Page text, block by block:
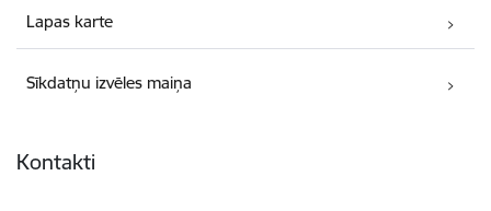
Lapas karte
Sīkdatņu izvēles maiņa
Kontakti